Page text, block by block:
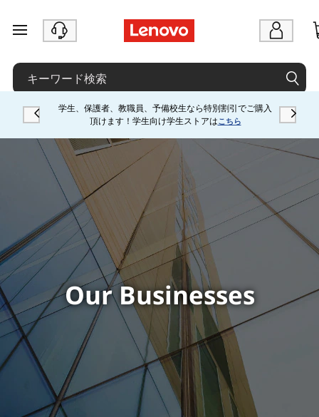
C
G
は
レ
グ
ロ
ー
バ
ル
テ
メインコンテンツにスキップする
学生、保護者、教職員、予備校生なら特別割引でご購入
頂けます！学生向け学生ストアはこちら
Currently displaying item 4 of
Our Businesses